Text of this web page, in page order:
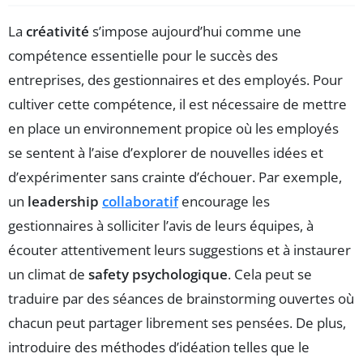
La créativité s’impose aujourd’hui comme une
compétence essentielle pour le succès des
entreprises, des gestionnaires et des employés. Pour
cultiver cette compétence, il est nécessaire de mettre
en place un environnement propice où les employés
se sentent à l’aise d’explorer de nouvelles idées et
d’expérimenter sans crainte d’échouer. Par exemple,
un leadership collaboratifencourage les
gestionnaires à solliciter l’avis de leurs équipes, à
écouter attentivement leurs suggestions et à instaurer
un climat de safety psychologique. Cela peut se
traduire par des séances de brainstorming ouvertes où
chacun peut partager librement ses pensées. De plus,
introduire des méthodes d’idéation telles que le